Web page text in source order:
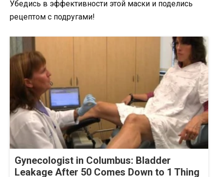
Убедись в эффективности этой маски и поделись
рецептом с подругами!
Gynecologist in Columbus: Bladder
Leakage After 50 Comes Down to 1 Thing